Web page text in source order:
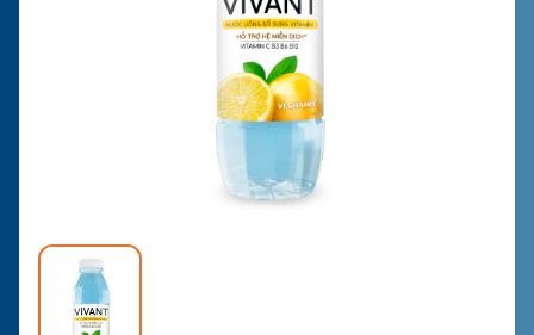
PHÁT TRIỂN BỀN VỮNG
MUA HÀNG